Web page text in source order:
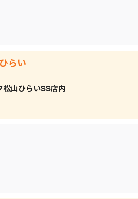
らい
山ひらいSS店内